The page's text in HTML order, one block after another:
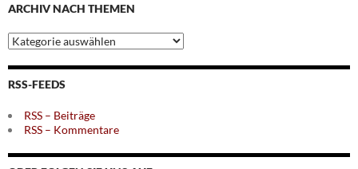
ARCHIV NACH THEMEN
Archiv
nach
Themen
RSS-FEEDS
RSS – Beiträge
RSS – Kommentare